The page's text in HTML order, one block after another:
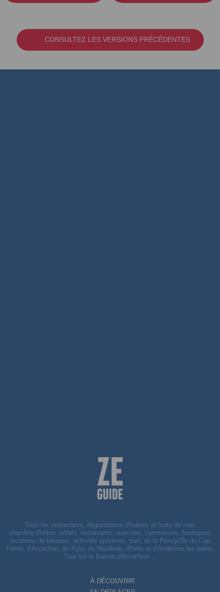
CONSULTEZ LES VERSIONS PRÉCÉDENTES
Tous les restaurants, dégustations d'huitres et fruits de mer,
chambre d'hôtes, hôtels, restaurants, marchés, commerces, boutiques,
locations de bateaux, activités sportives, surf, de la Presqu'île du Cap
Ferret, d'Arcachon, du Pyla, du Moulleau, d'Arès et d'Andernos les bains.
Tout sur le Bassin d'Arcachon ...
À DÉCOUVRIR